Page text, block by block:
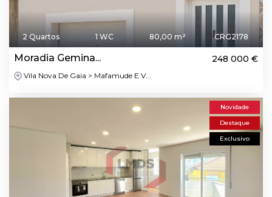
2 Quartos 1 WC 80,00 m² CRG2178
Moradia Gemina... 248 000 €
Vila Nova De Gaia > Mafamude E V...
Novidade
Destaque
Exclusivo